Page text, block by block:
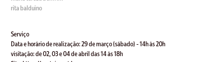
rita balduino
Serviço
Data e horário de realização: 29 de março (sábado) - 14h às 20h
visitação: de 02, 03 e 04 de abril das 14 às 18h